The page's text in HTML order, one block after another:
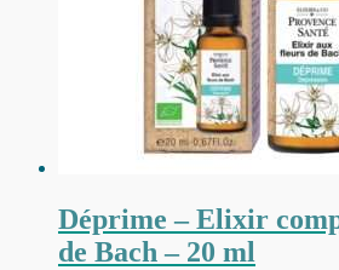
Déprime – Elixir
de Bach – 20 ml